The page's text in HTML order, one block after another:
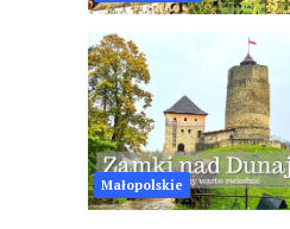
Małopolskie